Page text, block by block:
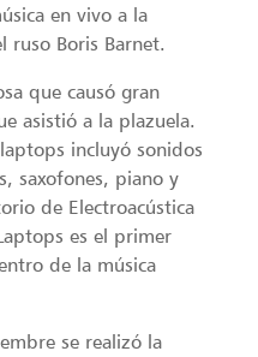
en vivo a la
ruso Boris Barnet.
que causó gran
asistió a la plazuela.
incluyó sonidos
saxofones, piano y
de Electroacústica
es el primer
de la música
se realizó la